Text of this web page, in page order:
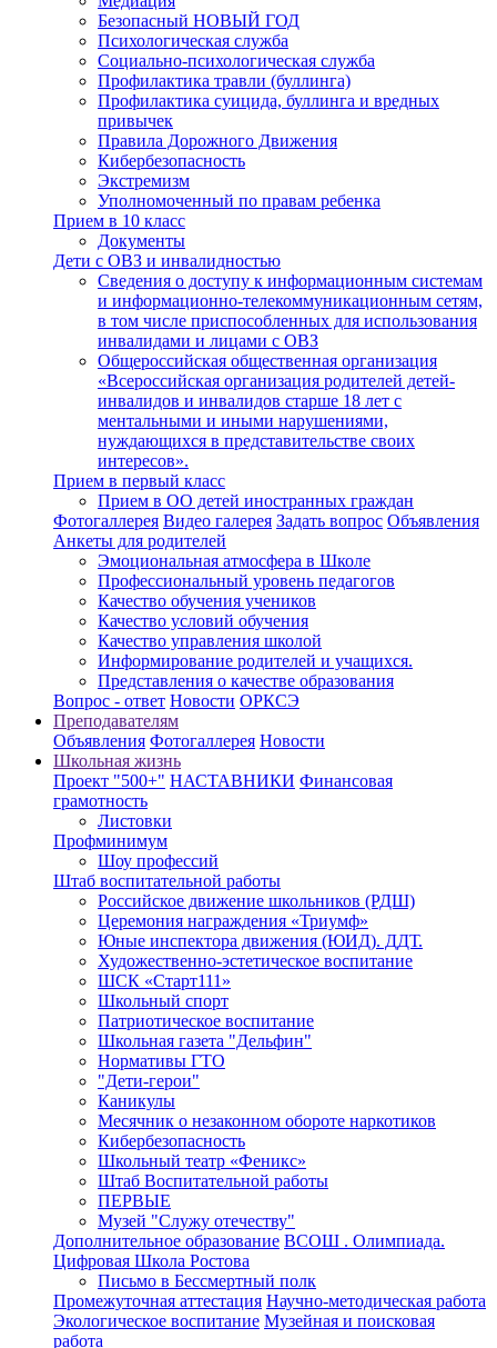
Безопасный НОВЫЙ ГОД
Психологическая служба
Социально-психологическая служба
Профилактика травли (буллинга)
Профилактика суицида, буллинга и вредных
привычек
Правила Дорожного Движения
Кибербезопасность
Экстремизм
Уполномоченный по правам ребенка
Прием в 10 класс
Документы
Дети с ОВЗ и инвалидностью
Сведения о доступу к информационным системам
и информационно-телекоммуникационным сетям,
в том числе приспособленных для использования
инвалидами и лицами с ОВЗ
Общероссийская общественная организация
«Всероссийская организация родителей детей-
инвалидов и инвалидов старше 18 лет с
ментальными и иными нарушениями,
нуждающихся в представительстве своих
интересов».
Прием в первый класс
Прием в ОО детей иностранных граждан
Фотогаллерея Видео галерея Задать вопрос Объявления
Анкеты для родителей
Эмоциональная атмосфера в Школе
Профессиональный уровень педагогов
Качество обучения учеников
Качество условий обучения
Качество управления школой
Информирование родителей и учащихся.
Представления о качестве образования
Вопрос - ответ Новости ОРКСЭ
Преподавателям
Объявления Фотогаллерея Новости
Школьная жизнь
Проект "500+" НАСТАВНИКИ Финансовая
грамотность
Листовки
Профминимум
Шоу профессий
Штаб воспитательной работы
Российское движение школьников (РДШ)
Церемония награждения «Триумф»
Юные инспектора движения (ЮИД). ДДТ.
Художественно-эстетическое воспитание
ШСК «Старт111»
Школьный спорт
Патриотическое воспитание
Школьная газета "Дельфин"
Нормативы ГТО
"Дети-герои"
Каникулы
Месячник о незаконном обороте наркотиков
Кибербезопасность
Школьный театр «Феникс»
Штаб Воспитательной работы
ПЕРВЫЕ
Музей "Служу отечеству"
Дополнительное образование ВСОШ . Олимпиада.
Цифровая Школа Ростова
Письмо в Бессмертный полк
Промежуточная аттестация Научно-методическая работа
Экологическое воспитание Музейная и поисковая
работа